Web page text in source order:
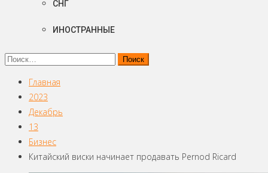
СНГ
ИНОСТРАННЫЕ
Найти:
Главная
2023
Декабрь
13
Бизнес
Китайский виски начинает продавать Pernod Ricard